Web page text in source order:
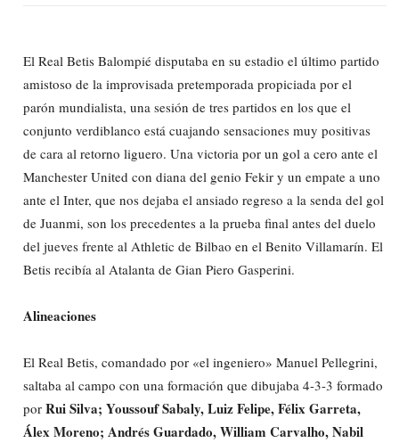
El Real Betis Balompié disputaba en su estadio el último partido
amistoso de la improvisada pretemporada propiciada por el
parón mundialista, una sesión de tres partidos en los que el
conjunto verdiblanco está cuajando sensaciones muy positivas
de cara al retorno liguero. Una victoria por un gol a cero ante el
Manchester United con diana del genio Fekir y un empate a uno
ante el Inter, que nos dejaba el ansiado regreso a la senda del gol
de Juanmi, son los precedentes a la prueba final antes del duelo
del jueves frente al Athletic de Bilbao en el Benito Villamarín. El
Betis recibía al Atalanta de Gian Piero Gasperini.
Alineaciones
El Real Betis, comandado por «el ingeniero» Manuel Pellegrini,
saltaba al campo con una formación que dibujaba 4-3-3 formado
por Rui Silva; Youssouf Sabaly, Luiz Felipe, Félix Garreta,
Álex Moreno; Andrés Guardado, William Carvalho, Nabil